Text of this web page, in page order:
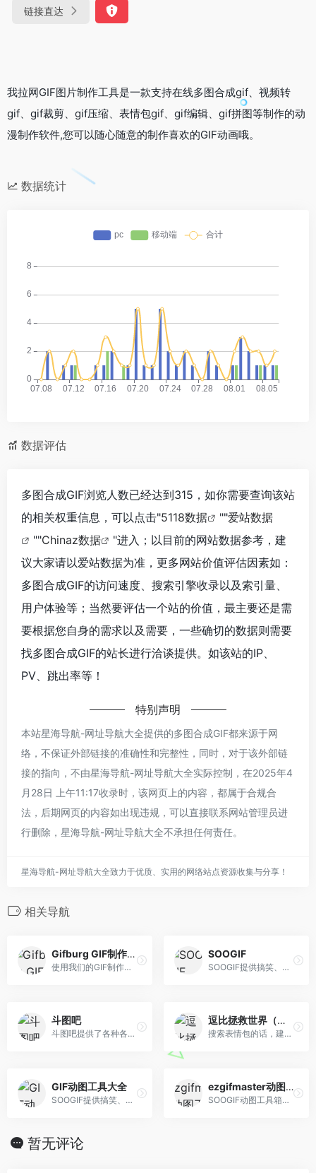
链接直达
我拉网GIF图片制作工具是一款支持在线多图合成gif、视频转
gif、gif裁剪、gif压缩、表情包gif、gif编辑、gif拼图等制作的动
漫制作软件,您可以随心随意的制作喜欢的GIF动画哦。
数据统计
数据评估
多图合成GIF浏览人数已经达到315，如你需要查询该站
的相关权重信息，可以点击"5118数据 ""爱站数据
""Chinaz数据
"进入；以目前的网站数据参考，建
议大家请以爱站数据为准，更多网站价值评估因素如：
多图合成GIF的访问速度、搜索引擎收录以及索引量、
用户体验等；当然要评估一个站的价值，最主要还是需
要根据您自身的需求以及需要，一些确切的数据则需要
找多图合成GIF的站长进行洽谈提供。如该站的IP、
PV、跳出率等！
特别声明
本站星海导航-网址导航大全提供的多图合成GIF都来源于网
络，不保证外部链接的准确性和完整性，同时，对于该外部链
接的指向，不由星海导航-网址导航大全实际控制，在2025年4
月28日 上午11:17收录时，该网页上的内容，都属于合规合
法，后期网页的内容如出现违规，可以直接联系网站管理员进
行删除，星海导航-网址导航大全不承担任何责任。
星海导航-网址导航大全致力于优质、实用的网络站点资源收集与分享！
相关导航
Gifburg GIF制作工具
使用我们的GIF制作工具从图像和视频制作GIF。 将MP4，YouTube，WebP转换为GIF动画。 从我们庞大的目录中搜索，下载和编辑GIF。
SOOGIF
SOOGIF提供搞笑、表情、美女、明星、热门事件GIF动图全搜索，GIF工具支持视频转GIF、图片合成GIF、GIF压缩、GIF编辑、GIF裁剪、在线录屏等功能。是QQ、微信斗图 神器，微信公众号、微博、新媒体编辑GIF动图素材库，好玩的GIF出处发源地。
斗图吧
斗图吧提供了各种各样丰富的斗图表情包，以及功能强大且超级好用的表情包在线制作器和GIF动图制作工具，你可以在这里快速找到或者制作各种你想要的表情包
逗比拯救世界（表情搜索）
搜索表情包的话，建议去 逗比拯救世界 这个网站上搜索。比如你这个问题，你总知道这个是 狗 或者 犬吧。
GIF动图工具大全
SOOGIF提供搞笑、表情、美女、明星、热门事件GIF动图全搜索，GIF工具支持视频转GIF、图片合成GIF、GIF压缩、GIF编辑、GIF裁剪、在线录屏等功能。是QQ、微信斗图 神器，微信公众号、微博、新媒体编辑GIF动图素材库，好玩的GIF出处发源地。
ezgifmaster动图工具
SOOGIF动图工具箱，30多个GIF处理功能，3步即可制作一张GIF动态图片，可以满足80%以上GIF动图和图片的制作和编辑处理。
暂无评论